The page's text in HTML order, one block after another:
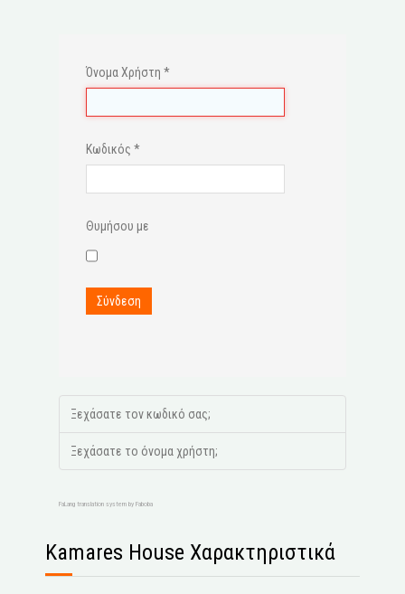
Όνομα Χρήστη *
Κωδικός *
Θυμήσου με
Σύνδεση
Ξεχάσατε τον κωδικό σας;
Ξεχάσατε το όνομα χρήστη;
FaLang translation system by Faboba
Kamares House Χαρακτηριστικά